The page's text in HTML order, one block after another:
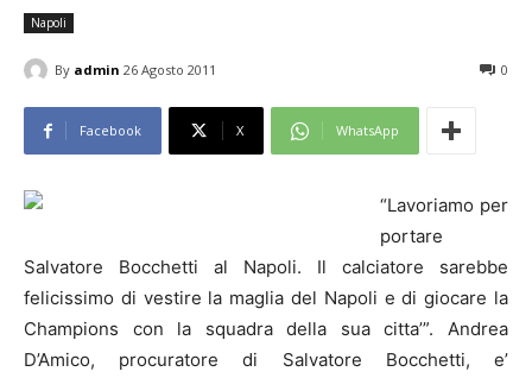
Napoli
By admin 26 Agosto 2011 0
Facebook X WhatsApp
“Lavoriamo per
portare
Salvatore Bocchetti al Napoli. Il calciatore sarebbe
felicissimo di vestire la maglia del Napoli e di giocare la
Champions con la squadra della sua citta’”. Andrea
D’Amico, procuratore di Salvatore Bocchetti, e’